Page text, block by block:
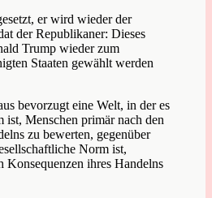
er wird wieder der
der Republikaner: Dieses
Trump wieder zum
Staaten gewählt werden
bevorzugt eine Welt, in der es
ist, Menschen primär nach den
zu bewerten, gegenüber
Norm ist,
Konsequenzen ihres Handelns